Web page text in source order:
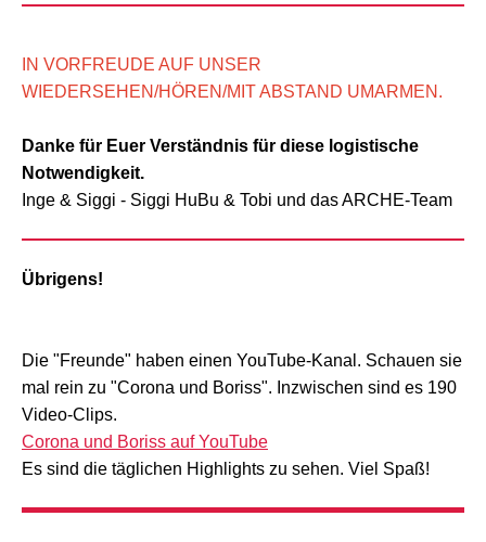
IN VORFREUDE AUF UNSER
WIEDERSEHEN/HÖREN/MIT ABSTAND UMARMEN.
Danke für Euer Verständnis für diese logistische
Notwendigkeit.
Inge & Siggi - Siggi HuBu & Tobi und das ARCHE-Team
Übrigens!
Die "Freunde" haben einen YouTube-Kanal. Schauen sie
mal rein zu "Corona und Boriss". Inzwischen sind es 190
Video-Clips.
Corona und Boriss auf YouTube
Es sind die täglichen Highlights zu sehen. Viel Spaß!